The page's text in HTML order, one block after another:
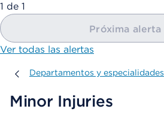
mostrando
1 de 1
Próxima alerta
Ver todas las alertas
Departamentos y especialidades
Departamentos y especialidades
Minor Injuries